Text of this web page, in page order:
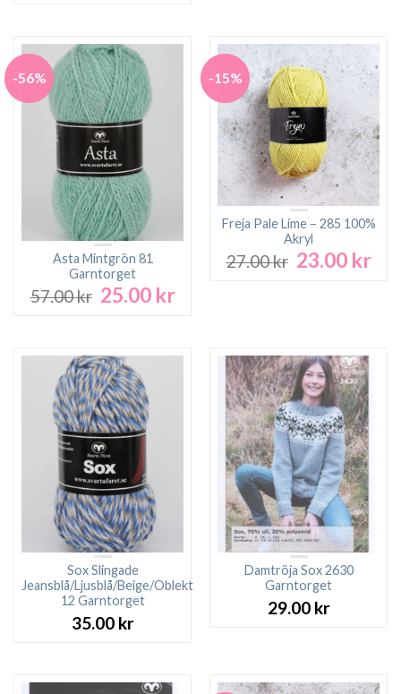
-56%
Asta Mintgrön 81
Garntorget
57.00kr Det
57.00 kr.
25.00 krDet
25.00 kr.
-15%
Freja Pale Lime – 285 100%
Akryl
27.00kr Det
23.00 krDet
Sox Slingade
Jeansblå/Ljusblå/Beige/Oblekt
12 Garntorget
35.00 kr
Damtröja Sox 2630
Garntorget
29.00 kr